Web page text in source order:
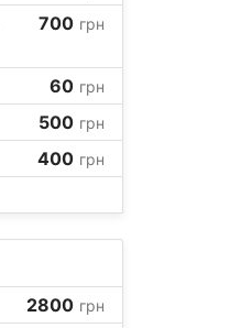
700 грн
60 грн
500 грн
400 грн
2800 грн